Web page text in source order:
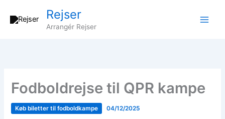
Rejser
Arrangér Rejser
Fodboldrejse til QPR kampe
Køb biletter til fodboldkampe 04/12/2025